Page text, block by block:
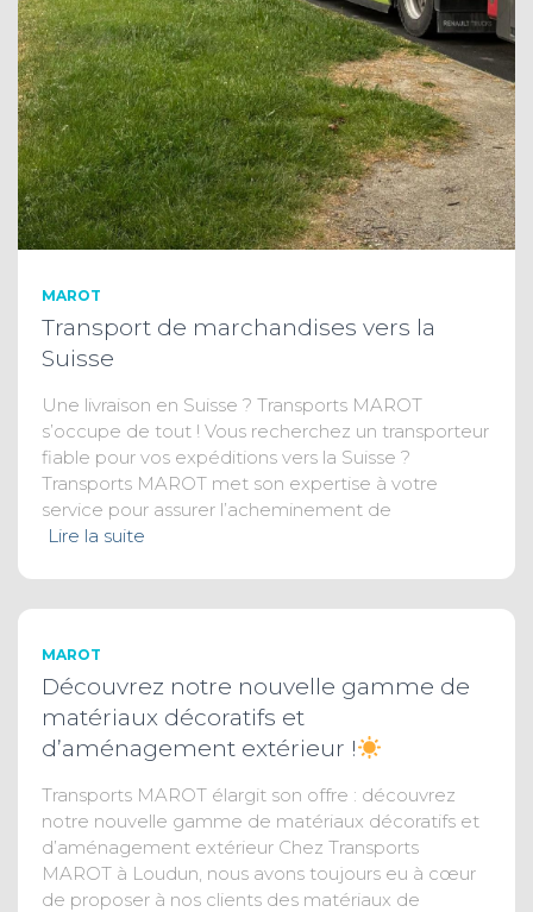
MAROT
Transport de marchandises vers la
Suisse
Une livraison en Suisse ? Transports MAROT
s’occupe de tout ! Vous recherchez un transporteur
fiable pour vos expéditions vers la Suisse ?
Transports MAROT met son expertise à votre
service pour assurer l’acheminement de
Lire la suite
MAROT
Découvrez notre nouvelle gamme de
matériaux décoratifs et
d’aménagement extérieur !
Transports MAROT élargit son offre : découvrez
notre nouvelle gamme de matériaux décoratifs et
d’aménagement extérieur Chez Transports
MAROT à Loudun, nous avons toujours eu à cœur
de proposer à nos clients des matériaux de